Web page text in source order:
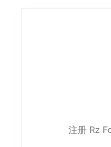
注册 Rz